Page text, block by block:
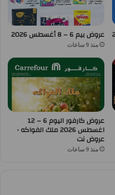
عروض بيم 6 – 8 أغسطس 2026
منذ 9 ساعات
عروض كارفور اليوم 6 – 12
اغسطس 2026 ملك الفواكه •
عروض نت
منذ 9 ساعات